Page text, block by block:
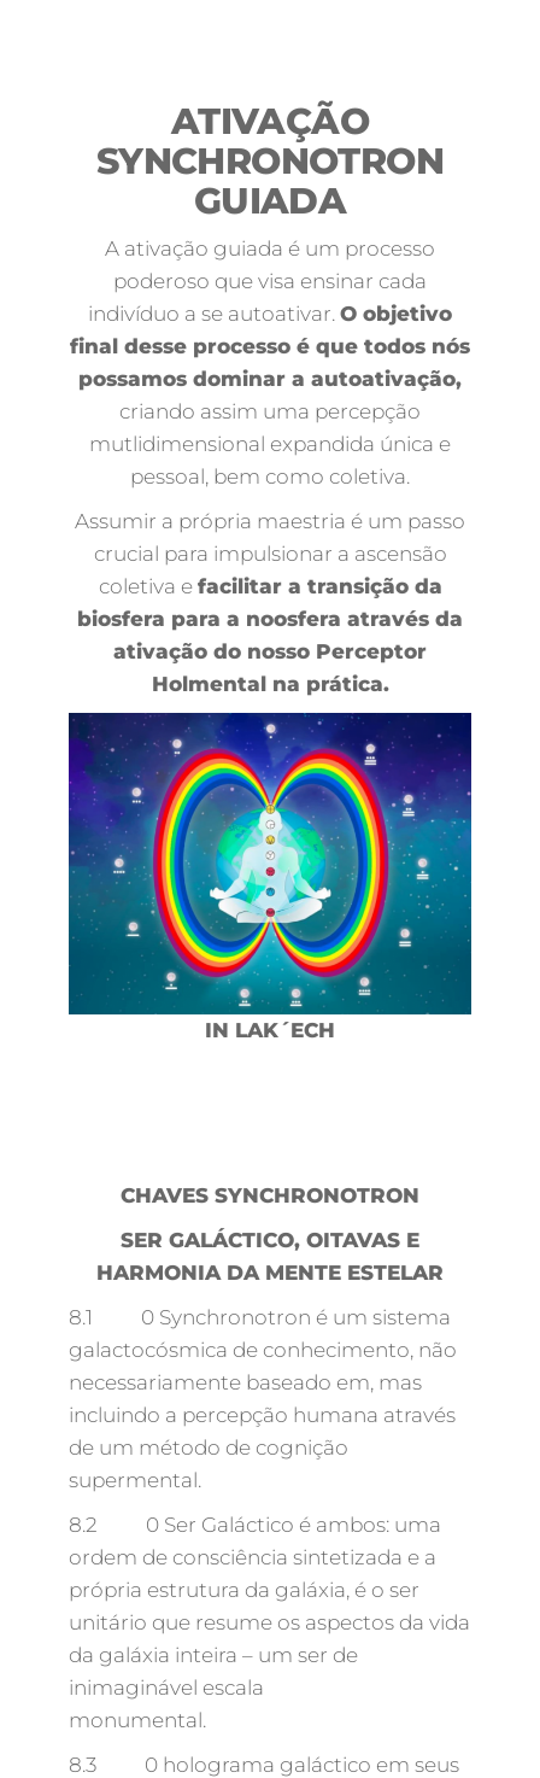
ATIVAÇÃO
SYNCHRONOTRON
GUIADA
A ativação guiada é um processo
poderoso que visa ensinar cada
indivíduo a se autoativar. O objetivo
final desse processo é que todos nós
possamos dominar a autoativação,
criando assim uma percepção
mutlidimensional expandida única e
pessoal, bem como coletiva.
Assumir a própria maestria é um passo
crucial para impulsionar a ascensão
coletiva e facilitar a transição da
biosfera para a noosfera através da
ativação do nosso Perceptor
Holmental na prática.
IN LAK´ECH
CHAVES SYNCHRONOTRON
SER GALÁCTICO, OITAVAS E
HARMONIA DA MENTE ESTELAR
8.1 0 Synchronotron é um sistema
galactocósmica de conhecimento, não
necessariamente baseado em, mas
incluindo a percepção humana através
de um método de cognição
supermental.
8.2 0 Ser Galáctico é ambos: uma
ordem de consciência sintetizada e a
própria estrutura da galáxia, é o ser
unitário que resume os aspectos da vida
da galáxia inteira – um ser de
inimaginável escala
monumental.
8.3 0 holograma galáctico em seus